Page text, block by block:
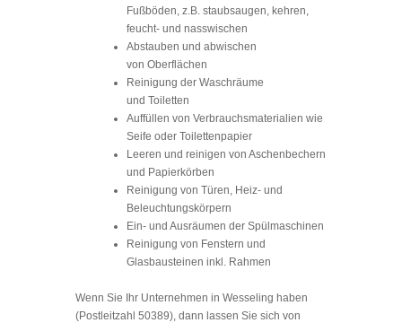
Fußböden, z.B. staubsaugen, kehren,
feucht- und nasswischen
Abstauben und abwischen
von Oberflächen
Reinigung der Waschräume
und Toiletten
Auffüllen von Verbrauchsmaterialien wie
Seife oder Toilettenpapier
Leeren und reinigen von Aschenbechern
und Papierkörben
Reinigung von Türen, Heiz- und
Beleuchtungskörpern
Ein- und Ausräumen der Spülmaschinen
Reinigung von Fenstern und
Glasbausteinen inkl. Rahmen
Wenn Sie Ihr Unternehmen in Wesseling haben
(Postleitzahl 50389), dann lassen Sie sich von